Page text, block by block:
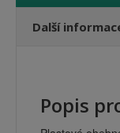
Další
Popis